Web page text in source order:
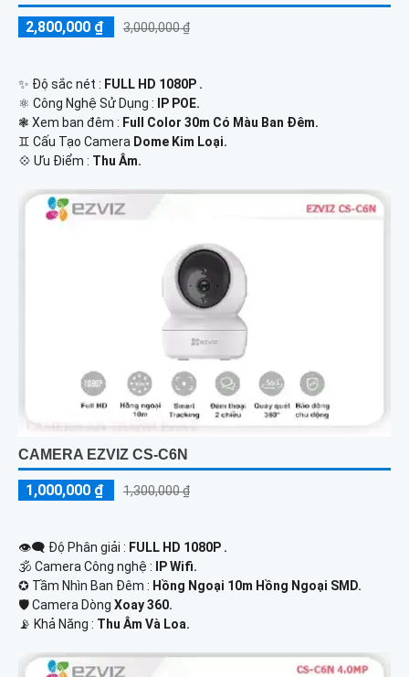
2,800,000 ₫ 3,000,000 ₫
✨ Độ sắc nét : FULL HD 1080P .
⚛️ Công Nghệ Sử Dụng : IP POE.
❃ Xem ban đêm : Full Color 30m Có Màu Ban Đêm.
♊ Cấu Tạo Camera Dome Kim Loại.
️💠 Ưu Điểm : Thu Âm.
CAMERA EZVIZ CS-C6N
1,000,000 ₫ 1,300,000 ₫
👁️‍🗨 Độ Phân giải : FULL HD 1080P .
🕉️ Camera Công nghệ :
IP Wifi.
✪ Tầm Nhìn Ban Đêm : Hồng Ngoại 10m Hồng Ngoại SMD.
🛡 Camera Dòng Xoay 360.
️📡 Khả Năng : Thu Âm Và Loa.